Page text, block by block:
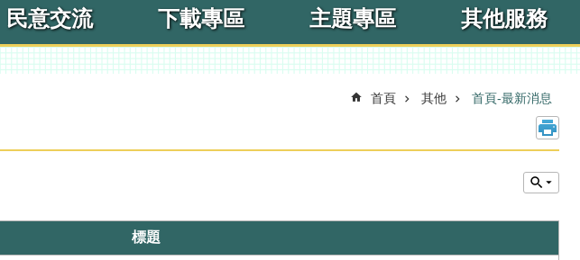
民意交流 下載專區 主題專區 其他服務
首頁 其他 首頁-最新消息
標題